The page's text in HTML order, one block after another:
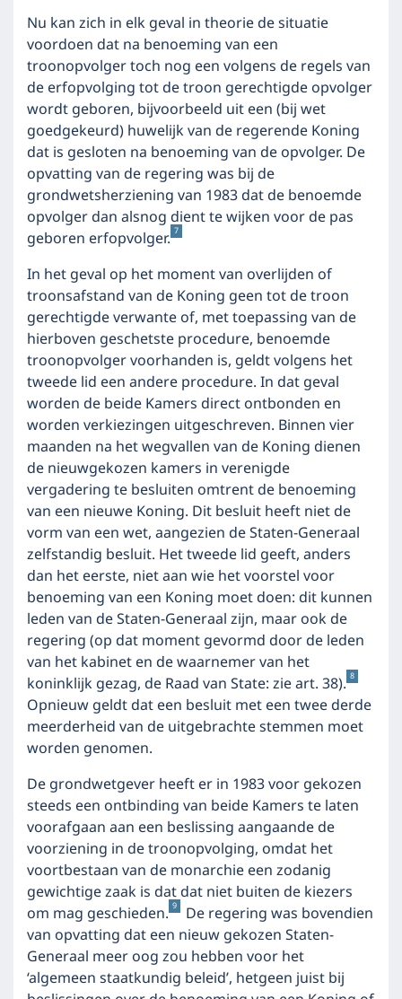
Nu kan zich in elk geval in theorie de situatie
voordoen dat na benoeming van een
troonopvolger toch nog een volgens de regels van
de erfopvolging tot de troon gerechtigde opvolger
wordt geboren, bijvoorbeeld uit een (bij wet
goedgekeurd) huwelijk van de regerende Koning
dat is gesloten na benoeming van de opvolger. De
opvatting van de regering was bij de
grondwetsherziening van 1983 dat de benoemde
opvolger dan alsnog dient te wijken voor de pas
geboren erfopvolger. 7
In het geval op het moment van overlijden of
troonsafstand van de Koning geen tot de troon
gerechtigde verwante of, met toepassing van de
hierboven geschetste procedure, benoemde
troonopvolger voorhanden is, geldt volgens het
tweede lid een andere procedure. In dat geval
worden de beide Kamers direct ontbonden en
worden verkiezingen uitgeschreven. Binnen vier
maanden na het wegvallen van de Koning dienen
de nieuwgekozen kamers in verenigde
vergadering te besluiten omtrent de benoeming
van een nieuwe Koning. Dit besluit heeft niet de
vorm van een wet, aangezien de Staten-Generaal
zelfstandig besluit. Het tweede lid geeft, anders
dan het eerste, niet aan wie het voorstel voor
benoeming van een Koning moet doen: dit kunnen
leden van de Staten-Generaal zijn, maar ook de
regering (op dat moment gevormd door de leden
van het kabinet en de waarnemer van het
koninklijk gezag, de Raad van State: zie art. 38). 8
Opnieuw geldt dat een besluit met een twee derde
meerderheid van de uitgebrachte stemmen moet
worden genomen.
De grondwetgever heeft er in 1983 voor gekozen
steeds een ontbinding van beide Kamers te laten
voorafgaan aan een beslissing aangaande de
voorziening in de troonopvolging, omdat het
voortbestaan van de monarchie een zodanig
gewichtige zaak is dat dat niet buiten de kiezers
om mag geschieden. 9
De regering was bovendien
van opvatting dat een nieuw gekozen Staten-
Generaal meer oog zou hebben voor het
‘algemeen staatkundig beleid’, hetgeen juist bij